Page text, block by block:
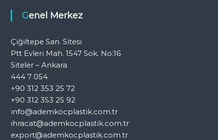
Genel Merkez
Çiğiltepe San. Sitesi
Ptt Evleri Mah. 1547 Sok. No:16
Siteler – Ankara
444 7 054
+90 312 353 25 72
+90 312 353 25 92
info@ademkocplastik.com.tr
ihracat@ademkocplastik.com.tr
export@ademkocplastik.com.tr